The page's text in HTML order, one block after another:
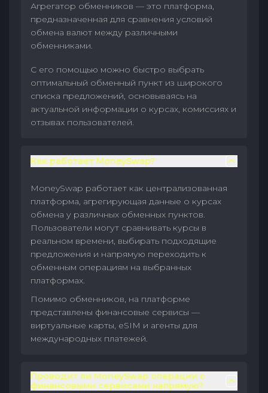
Агрегатор обменников — это платформа,
предназначенная для сравнения условий
обмена валют между различными
обменниками.
С его помощью можно быстро выбрать
оптимальный обменный пункт из широкого
списка предложений, основываясь на
актуальной информации о курсах, комиссиях и
отзывах пользователей.
Как работает MoneySwap?
MoneySwap работает как централизованная
платформа, агрегирующая данные о курсах
обмена у различных обменных пунктов.
Пользователи могут сравнивать курсы в
реальном времени, выбирать подходящие
предложения и напрямую переходить к
обменным операциям на выбранных
платформах.
Помимо обменников, на платформе
представлены финансовые сервисы —
виртуальные карты, eSIM и агенты для
международных платежей.
Проводит ли MoneySwap операции с
финансовыми сервисами напрямую?